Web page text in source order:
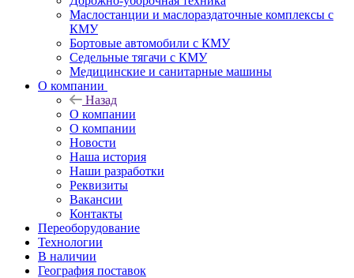
Маслостанции и маслораздаточные комплексы с
КМУ
Бортовые автомобили с КМУ
Седельные тягачи с КМУ
Медицинские и санитарные машины
О компании
Назад
О компании
О компании
Новости
Наша история
Наши разработки
Реквизиты
Вакансии
Контакты
Переоборудование
Технологии
В наличии
География поставок